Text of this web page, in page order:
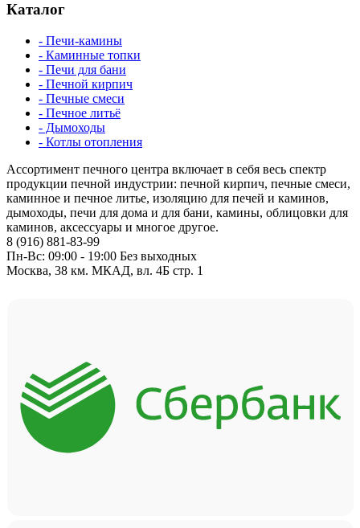
Каталог
- Печи-камины
- Каминные топки
- Печи для бани
- Печной кирпич
- Печные смеси
- Печное литьё
- Дымоходы
- Котлы отопления
Ассортимент печного центра включает в себя весь спектр
продукции печной индустрии: печной кирпич, печные смеси,
каминное и печное литье, изоляцию для печей и каминов,
дымоходы, печи для дома и для бани, камины, облицовки для
каминов, аксессуары и многое другое.
8 (916) 881-83-99
Пн-Вс: 09:00 - 19:00 Без выходных
Москва, 38 км. МКАД, вл. 4Б стр. 1